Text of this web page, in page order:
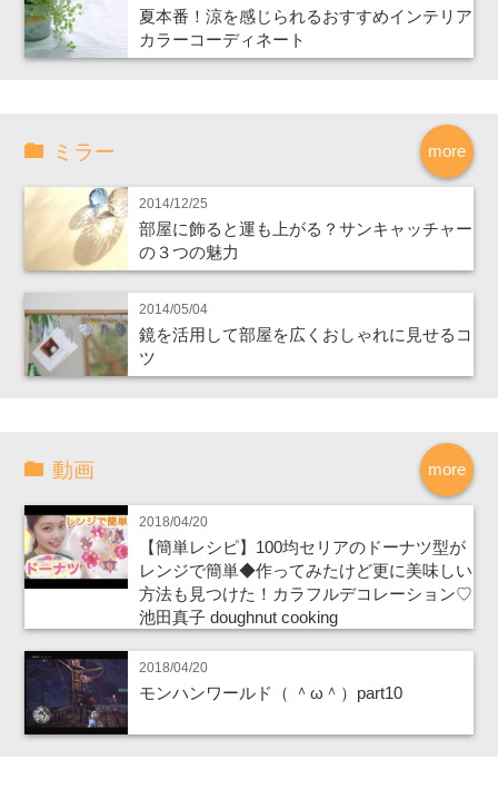
夏本番！涼を感じられるおすすめインテリア
カラーコーディネート
more
ミラー
2014/12/25
部屋に飾ると運も上がる？サンキャッチャー
の３つの魅力
2014/05/04
鏡を活用して部屋を広くおしゃれに見せるコ
ツ
more
動画
2018/04/20
【簡単レシピ】100均セリアのドーナツ型が
レンジで簡単◆作ってみたけど更に美味しい
方法も見つけた！カラフルデコレーション♡
池田真子 doughnut cooking
2018/04/20
モンハンワールド（ ＾ω＾）part10